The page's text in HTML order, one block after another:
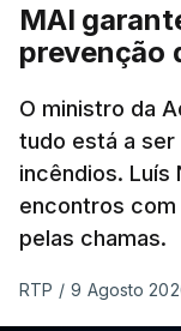
israelita, que
de que o líder
crítico na
último dia de
ayatollah Ali
família.
As imagens
será uma aula
indicação
MAI
prevenção
O ministro da
tudo está a
incêndios. Luís
encontros
pelas chamas.
RTP / 9 Agosto